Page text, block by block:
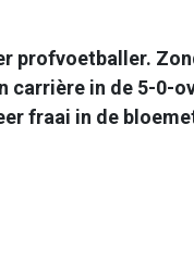
profvoetballer.
carrière in de 5-0-
fraai in de